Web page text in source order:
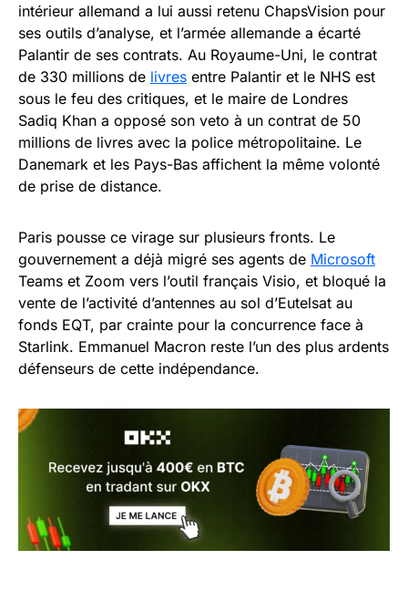
intérieur allemand a lui aussi retenu ChapsVision pour
ses outils d’analyse, et l’armée allemande a écarté
Palantir de ses contrats. Au Royaume-Uni, le contrat
de 330 millions de livres entre Palantir et le NHS est
sous le feu des critiques, et le maire de Londres
Sadiq Khan a opposé son veto à un contrat de 50
millions de livres avec la police métropolitaine. Le
Danemark et les Pays-Bas affichent la même volonté
de prise de distance.
Paris pousse ce virage sur plusieurs fronts. Le
gouvernement a déjà migré ses agents de Microsoft
Teams et Zoom vers l’outil français Visio, et bloqué la
vente de l’activité d’antennes au sol d’Eutelsat au
fonds EQT, par crainte pour la concurrence face à
Starlink. Emmanuel Macron reste l’un des plus ardents
défenseurs de cette indépendance.